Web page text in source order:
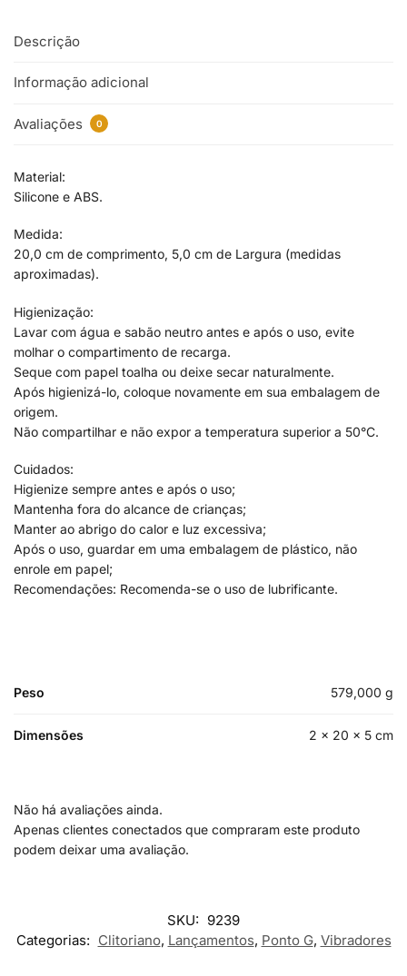
Descrição
Informação adicional
Avaliações 0
Material:
Silicone e ABS.
Medida:
20,0 cm de comprimento, 5,0 cm de Largura (medidas
aproximadas).
Higienização:
Lavar com água e sabão neutro antes e após o uso, evite
molhar o compartimento de recarga.
Seque com papel toalha ou deixe secar naturalmente.
Após higienizá-lo, coloque novamente em sua embalagem de
origem.
Não compartilhar e não expor a temperatura superior a 50°C.
Cuidados:
Higienize sempre antes e após o uso;
Mantenha fora do alcance de crianças;
Manter ao abrigo do calor e luz excessiva;
Após o uso, guardar em uma embalagem de plástico, não
enrole em papel;
Recomendações: Recomenda-se o uso de lubrificante.
Peso 579,000 g
Dimensões 2 × 20 × 5 cm
Não há avaliações ainda.
Apenas clientes conectados que compraram este produto
podem deixar uma avaliação.
SKU: 9239
Categorias: Clitoriano, Lançamentos, Ponto G, Vibradores